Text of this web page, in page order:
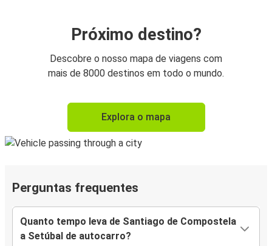
Próximo destino?
Descobre o nosso mapa de viagens com
mais de 8000 destinos em todo o mundo.
Explora o mapa
Perguntas frequentes
Quanto tempo leva de Santiago de Compostela
a Setúbal de autocarro?